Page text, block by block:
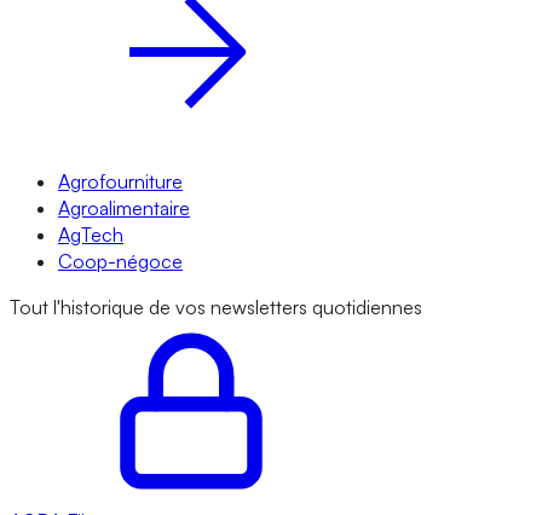
Agrofourniture
Agroalimentaire
AgTech
Coop-négoce
Tout l'historique de vos newsletters quotidiennes